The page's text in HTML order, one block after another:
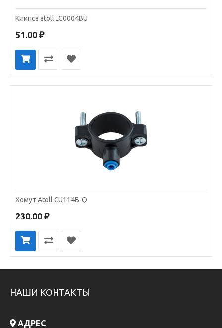
Клипса atoll LC0004BU
51.00 ₽
Хомут Atoll CU114B-Q
230.00 ₽
НАШИ КОНТАКТЫ
АДРЕС